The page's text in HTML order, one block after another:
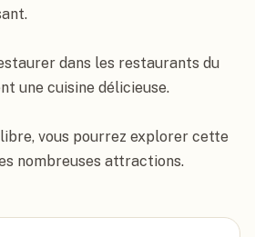
dans les restaurants du
une cuisine délicieuse.
vous pourrez explorer cette
nombreuses attractions.